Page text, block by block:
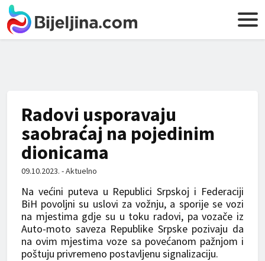
Radovi usporavaju
saobraćaj na pojedinim
dionicama
09.10.2023. - Aktuelno
Na većini puteva u Republici Srpskoj i Federaciji
BiH povoljni su uslovi za vožnju, a sporije se vozi
na mjestima gdje su u toku radovi, pa vozače iz
Auto-moto saveza Republike Srpske pozivaju da
na ovim mjestima voze sa povećanom pažnjom i
poštuju privremeno postavljenu signalizaciju.